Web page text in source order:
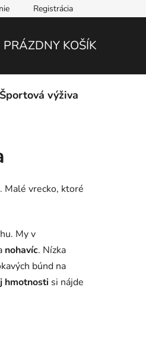
Registrácia
PRÁZDNY KOŠÍK
Športová výživa
Malé vrecko, ktoré
My v
nohavíc. Nízka
búnd na
hmotnosti si nájde